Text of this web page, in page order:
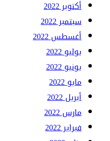
أكتوبر 2022
سبتمبر 2022
أغسطس 2022
يوليو 2022
يونيو 2022
مايو 2022
أبريل 2022
مارس 2022
فبراير 2022